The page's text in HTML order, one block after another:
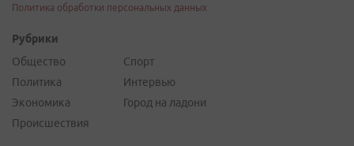
Политика обработки персональных данных
Рубрики
Общество
Политика
Экономика
Происшествия
Спорт
Интервью
Город на ладони